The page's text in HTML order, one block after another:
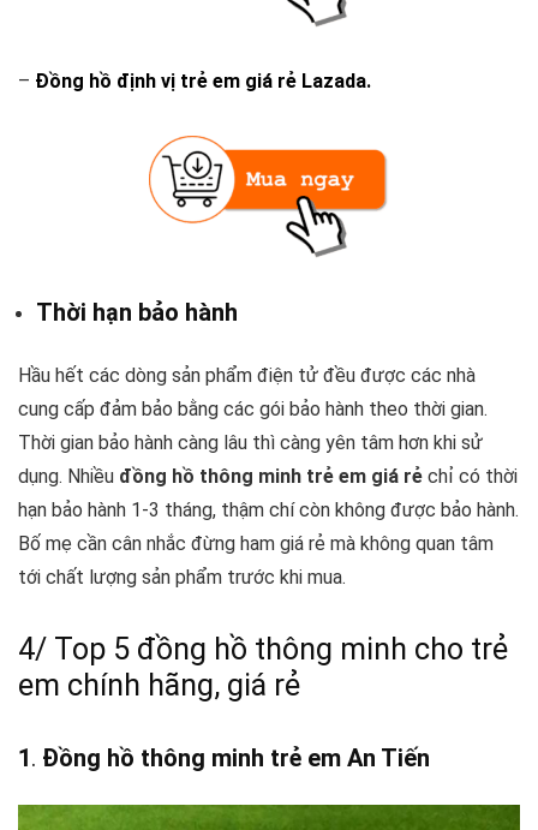
– Đồng hồ định vị trẻ em giá rẻ Lazada.
Thời hạn bảo hành
Hầu hết các dòng sản phẩm điện tử đều được các nhà
cung cấp đảm bảo bằng các gói bảo hành theo thời gian.
Thời gian bảo hành càng lâu thì càng yên tâm hơn khi sử
dụng. Nhiều đồng hồ thông minh trẻ em giá rẻ chỉ có thời
hạn bảo hành 1-3 tháng, thậm chí còn không được bảo hành.
Bố mẹ cần cân nhắc đừng ham giá rẻ mà không quan tâm
tới chất lượng sản phẩm trước khi mua.
4/ Top 5 đồng hồ thông minh cho trẻ
em chính hãng, giá rẻ
1 . Đồng hồ thông minh trẻ em An Tiến